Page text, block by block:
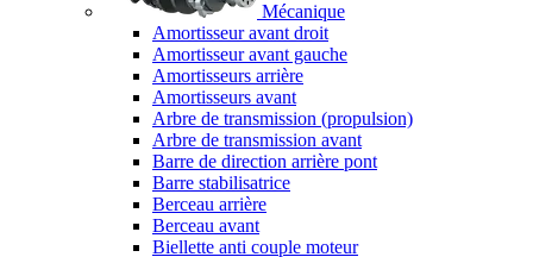
Mécanique
Amortisseur avant droit
Amortisseur avant gauche
Amortisseurs arrière
Amortisseurs avant
Arbre de transmission (propulsion)
Arbre de transmission avant
Barre de direction arrière pont
Barre stabilisatrice
Berceau arrière
Berceau avant
Biellette anti couple moteur